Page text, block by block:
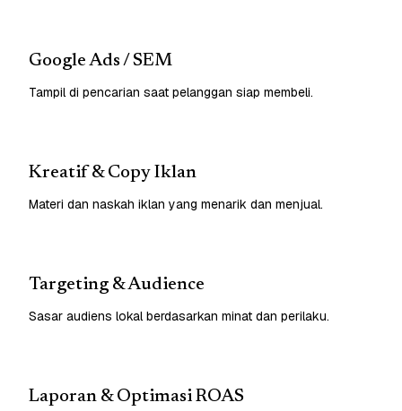
Google Ads / SEM
Tampil di pencarian saat pelanggan siap membeli.
Kreatif & Copy Iklan
Materi dan naskah iklan yang menarik dan menjual.
Targeting & Audience
Sasar audiens lokal berdasarkan minat dan perilaku.
Laporan & Optimasi ROAS